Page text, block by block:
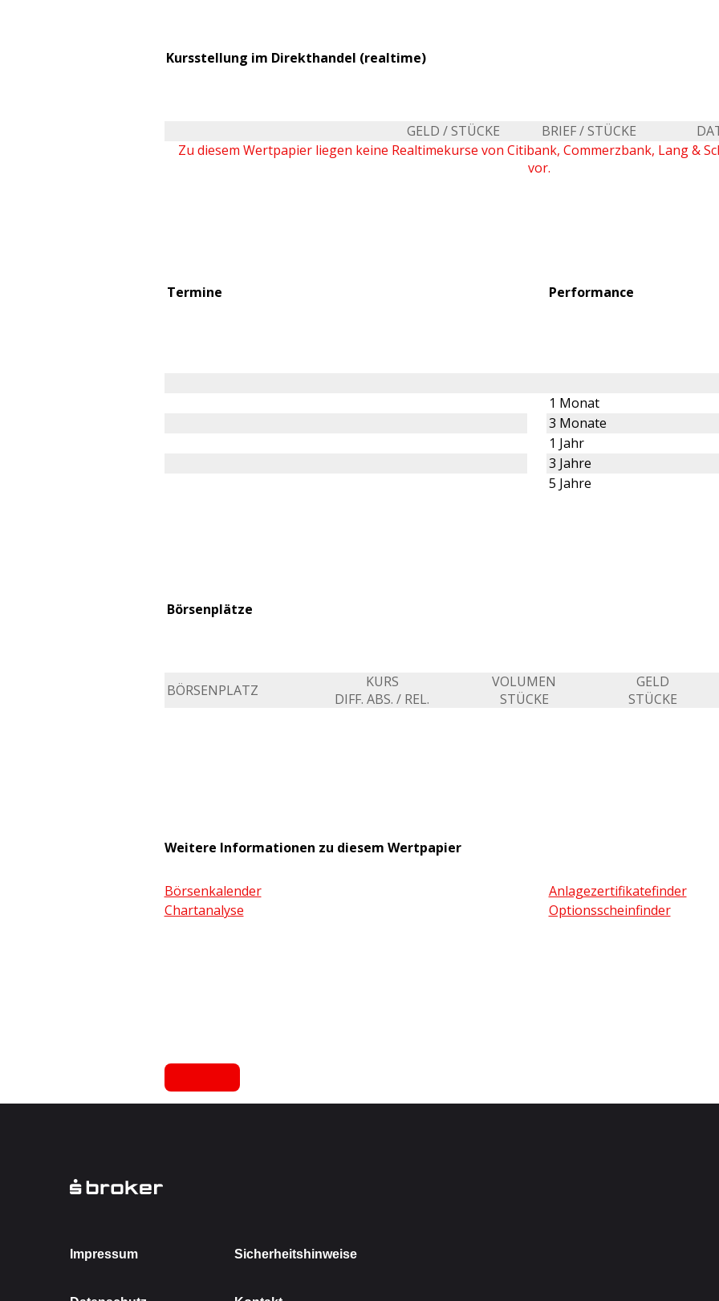
Kursstellung im Direkthandel (realtime)
GELD / STÜCKE BRIEF / STÜCKE
Zu diesem Wertpapier liegen keine Realtimekurse von Citibank, Commerzbank, Lang &
vor.
Termine Performance
1 Monat
3 Monate
1 Jahr
3 Jahre
5 Jahre
Börsenplätze
BÖRSENPLATZ
KURS
DIFF. ABS. / REL.
VOLUMEN
STÜCKE
GELD
STÜCKE
Weitere Informationen zu diesem Wertpapier
Börsenkalender
Chartanalyse
Anlagezertifikatefinder
Optionsscheinfinder